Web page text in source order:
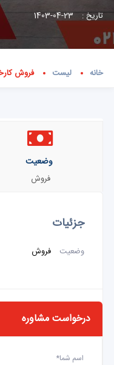
تاریخ : 23-04-1403
خانه لیست فروش
وضعیت
فروش
جزئیات
وضعیت فروش
درخواست مشاوره
اسم شما*